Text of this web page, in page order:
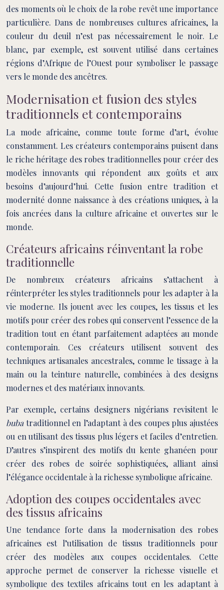
des moments où le choix de la robe revêt une importance
particulière. Dans de nombreuses cultures africaines, la
couleur du deuil n’est pas nécessairement le noir. Le
blanc, par exemple, est souvent utilisé dans certaines
régions d’Afrique de l’Ouest pour symboliser le passage
vers le monde des ancêtres.
Modernisation et fusion des styles
traditionnels et contemporains
La mode africaine, comme toute forme d’art, évolue
constamment. Les créateurs contemporains puisent dans
le riche héritage des robes traditionnelles pour créer des
modèles innovants qui répondent aux goûts et aux
besoins d’aujourd’hui. Cette fusion entre tradition et
modernité donne naissance à des créations uniques, à la
fois ancrées dans la culture africaine et ouvertes sur le
monde.
Créateurs africains réinventant la robe
traditionnelle
De nombreux créateurs africains s’attachent à
réinterpréter les styles traditionnels pour les adapter à la
vie moderne. Ils jouent avec les coupes, les tissus et les
motifs pour créer des robes qui conservent l’essence de la
tradition tout en étant parfaitement adaptées au monde
contemporain. Ces créateurs utilisent souvent des
techniques artisanales ancestrales, comme le tissage à la
main ou la teinture naturelle, combinées à des designs
modernes et des matériaux innovants.
Par exemple, certains designers nigérians revisitent le
buba traditionnel en l’adaptant à des coupes plus ajustées
ou en utilisant des tissus plus légers et faciles d’entretien.
D’autres s’inspirent des motifs du kente ghanéen pour
créer des robes de soirée sophistiquées, alliant ainsi
l’élégance occidentale à la richesse symbolique africaine.
Adoption des coupes occidentales avec
des tissus africains
Une tendance forte dans la modernisation des robes
africaines est l’utilisation de tissus traditionnels pour
créer des modèles aux coupes occidentales. Cette
approche permet de conserver la richesse visuelle et
symbolique des textiles africains tout en les adaptant à